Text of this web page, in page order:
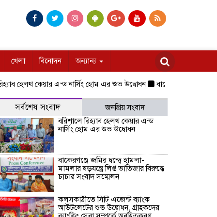
খেলা বিনোদন অন্যান্য
হেলথ কেয়ার এন্ড নার্সিং হোম এর শুভ উদ্বোধন বাকেরগঞ্জে জমির দ্বন্দ্বে
সর্বশেষ সংবাদ
জনপ্রিয় সংবাদ
বরিশালে রিহ্যাব হেলথ কেয়ার এন্ড
নার্সিং হোম এর শুভ উদ্বোধন
বাকেরগঞ্জে জমির দ্বন্দ্বে হামলা-
মামলার ষড়যন্ত্রে লিপ্ত ভাতিজার বিরুদ্ধে
চাচার সংবাদ সম্মেলন
কলসকাঠীতে সিটি এজেন্ট ব্যাংক
আউটলেটের শুভ উদ্বোধন, গ্রাহকদের